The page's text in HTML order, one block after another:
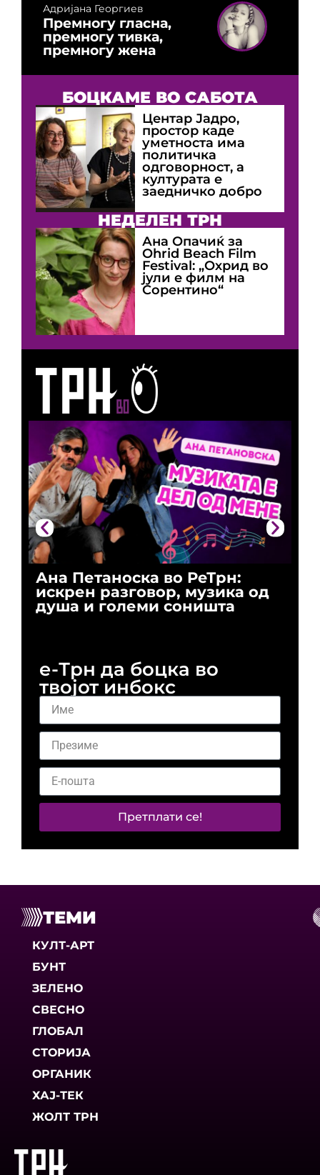
Ана Петаноска во РеТрн:
искрен разговор, музика од
душа и големи соништа
Адријана Георгиев
Премногу гласна,
премногу тивка,
премногу жена
БОЦКАМЕ ВО САБОТА
Центар Јадро,
простор каде
уметноста има
политичка
одговорност, а
културата е
заедничко добро
НЕДЕЛЕН ТРН
Ана Опачиќ за
Оhrid Beach Film
Festival: „Охрид во
јули е филм на
Сорентино“
е-Трн да боцка во
твојот инбокс
Претплати се!
ТЕМИ
КУЛТ-АРТ
БУНТ
ЗЕЛЕНО
СВЕСНО
ГЛОБАЛ
СТОРИЈА
ОРГАНИК
ХАЈ-ТЕК
ЖОЛТ ТРН